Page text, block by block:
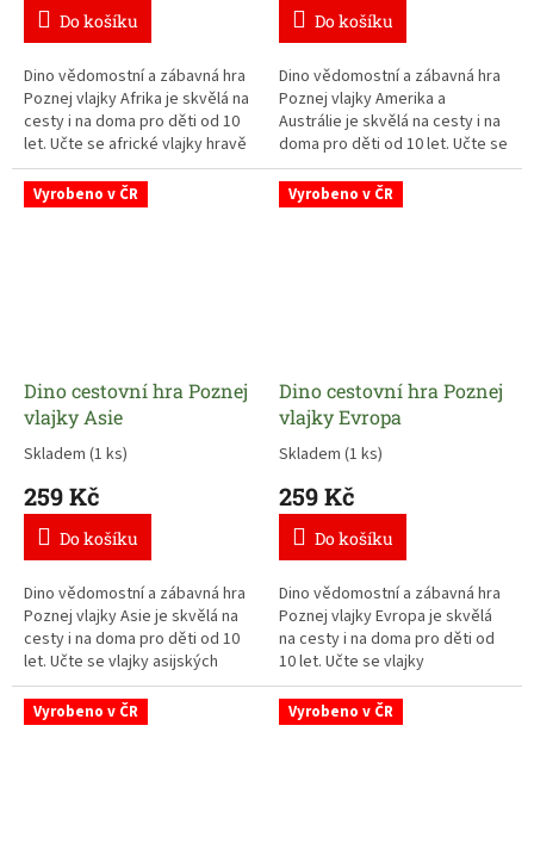
Do košíku
Dino vědomostní a zábavná hra
Poznej vlajky Afrika je skvělá na
cesty i na doma pro děti od 10
let. Učte se africké vlajky hravě
s karetní hrou.
Do košíku
Dino vědomostní a zábavná hra
Poznej vlajky Amerika a
Austrálie je skvělá na cesty i na
doma pro děti od 10 let. Učte se
vlajky amerických a
australských států hravě s
karetní hrou pro celou rodinu.
Vyrobeno v ČR
Dino cestovní hra Poznej
vlajky Asie
Skladem (1 ks)
259 Kč
Do košíku
Dino vědomostní a zábavná hra
Poznej vlajky Asie je skvělá na
cesty i na doma pro děti od 10
let. Učte se vlajky asijských
států hravě s karetní hrou pro
celou rodinu.
Vyrobeno v ČR
Dino cestovní hra Poznej
vlajky Evropa
Skladem (1 ks)
259 Kč
Do košíku
Dino vědomostní a zábavná hra
Poznej vlajky Evropa je skvělá
na cesty i na doma pro děti od
10 let. Učte se vlajky
evropských států hravě s
karetní hrou pro celou rodinu.
Vyrobeno v ČR Vyrobeno v ČR